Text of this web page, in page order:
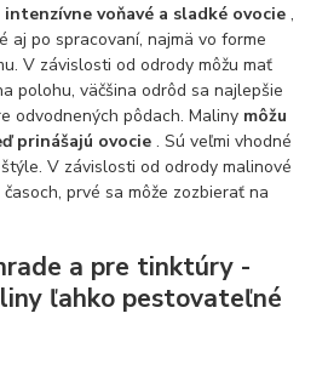
intenzívne voňavé a sladké ovocie,
aj po spracovaní, najmä vo forme
V závislosti od odrody môžu mať
polohu, väčšina odrôd sa najlepšie
odvodnených pôdach. Maliny môžu
prinášajú ovocie. Sú veľmi vhodné
V závislosti od odrody malinové
prvé sa môže zozbierať na
a pre tinktúry -
ľahko pestovateľné